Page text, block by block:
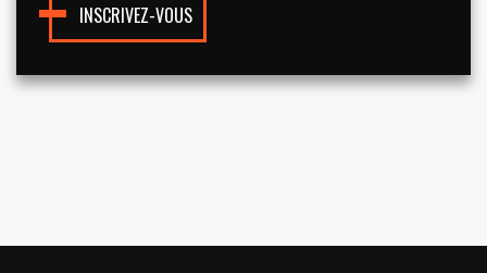
INSCRIVEZ-VOUS